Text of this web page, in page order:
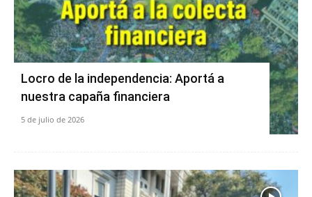
Locro de la independencia: Aportá a
nuestra capaña financiera
5 de julio de 2026